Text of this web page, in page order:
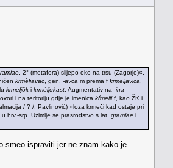
, 2° (metafora) slijepo oko na trsu (Zagorje)«.
krmèljavac , gen. -avca m prema f krmeljavica
krmèljōk i krmèljokast . Augmentativ na -ina
i na teritoriju gdje je imenica křmeljif, kao ŽK i
/ ? /, Pavlinović) »loza krmeči kad ostaje pri
hrv.-srp. Uzimlje se prasrodstvo s lat. gramiae i
smeo ispraviti jer ne znam kako je